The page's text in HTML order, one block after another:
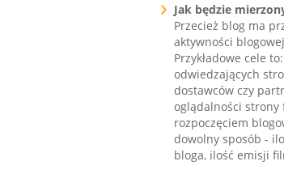
Jak będzie
Przecież blog ma
aktywności
Przykładowe cele
odwiedzających
dostawców czy
oglądalności strony
rozpoczęciem
dowolny sposób -
bloga, ilość emisji